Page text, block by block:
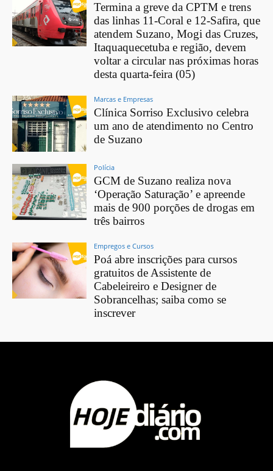
Termina a greve da CPTM e trens
das linhas 11-Coral e 12-Safira, que
atendem Suzano, Mogi das Cruzes,
Itaquaquecetuba e região, devem
voltar a circular nas próximas horas
desta quarta-feira (05)
Marcas e Empresas
Clínica Sorriso Exclusivo celebra
um ano de atendimento no Centro
de Suzano
Polícia
GCM de Suzano realiza nova
‘Operação Saturação’ e apreende
mais de 900 porções de drogas em
três bairros
Empregos e Cursos
Poá abre inscrições para cursos
gratuitos de Assistente de
Cabeleireiro e Designer de
Sobrancelhas; saiba como se
inscrever